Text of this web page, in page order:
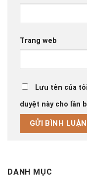
Trang web
Lưu tên của
duyệt này cho lần
DANH MỤC